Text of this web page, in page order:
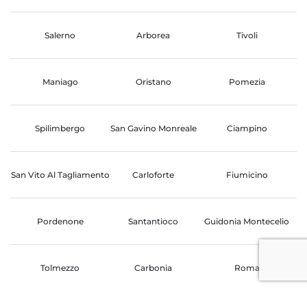
Salerno Arborea Tivoli
Maniago Oristano Pomezia
Spilimbergo San Gavino Monreale Ciampino
San Vito Al Tagliamento Carloforte Fiumicino
Pordenone Santantioco Guidonia Montecelio
Tolmezzo Carbonia Roma